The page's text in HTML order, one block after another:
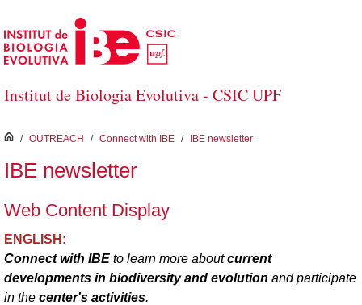
Skip to Main Content
Institut de Biologia Evolutiva - CSIC UPF
inici
/ OUTREACH / Connect with IBE / IBE newsletter
IBE newsletter
Web Content Display
ENGLISH:
Connect with IBE to learn more aboutcurrent
developments in biodiversity and evolution and participate
in the center's activities.